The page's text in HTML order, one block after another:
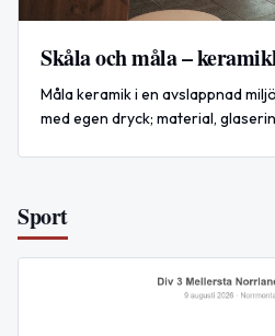
Skåla och måla –
Måla keramik i en avslappnad
med egen dryck; material,
Sport